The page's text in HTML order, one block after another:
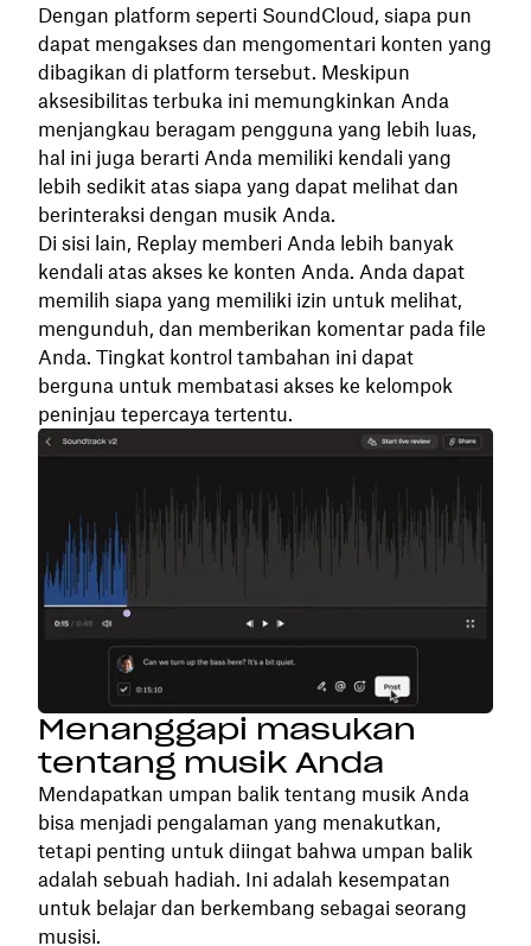
Dengan platform seperti SoundCloud, siapa pun
dapat mengakses dan mengomentari konten yang
dibagikan di platform tersebut. Meskipun
aksesibilitas terbuka ini memungkinkan Anda
menjangkau beragam pengguna yang lebih luas,
hal ini juga berarti Anda memiliki kendali yang
lebih sedikit atas siapa yang dapat melihat dan
berinteraksi dengan musik Anda.
Di sisi lain, Replay memberi Anda lebih banyak
kendali atas akses ke konten Anda. Anda dapat
memilih siapa yang memiliki izin untuk melihat,
mengunduh, dan memberikan komentar pada file
Anda. Tingkat kontrol tambahan ini dapat
berguna untuk membatasi akses ke kelompok
peninjau tepercaya tertentu.
Menanggapi masukan
tentang musik Anda
Mendapatkan umpan balik tentang musik Anda
bisa menjadi pengalaman yang menakutkan,
tetapi penting untuk diingat bahwa umpan balik
adalah sebuah hadiah. Ini adalah kesempatan
untuk belajar dan berkembang sebagai seorang
musisi.